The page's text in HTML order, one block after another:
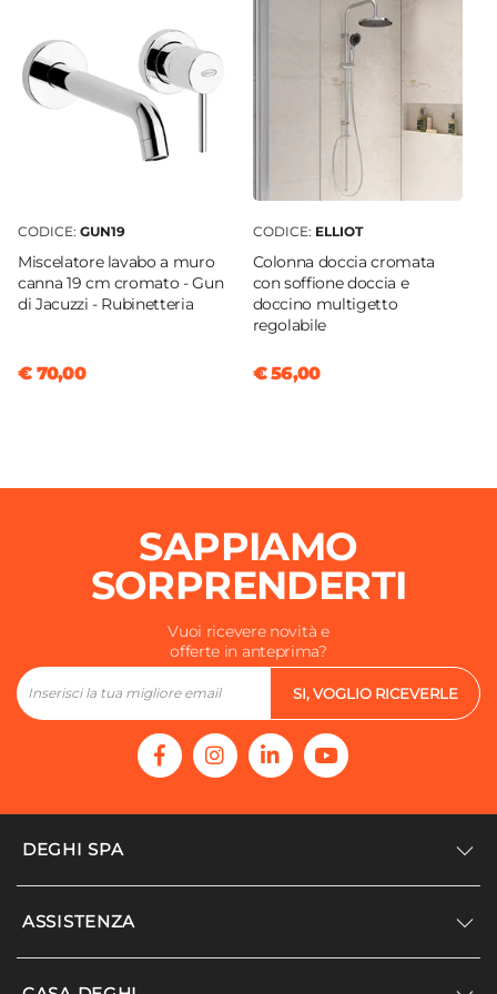
Foro Miscelatore
Senza foro
Foro Troppopieno
Rubinetteria
Non inclusa
CODICE: GUN19
Miscelatore lavabo a muro
canna 19 cm cromato - Gun
di Jacuzzi - Rubinetteria
€ 70,00
CODICE: ELLIOT
Colonna doccia cromata
con soffione doccia e
doccino multigetto
regolabile
€ 56,00
SAPPIAMO
SORPRENDERTI
Vuoi ricevere novità e
offerte in anteprima?
SI, VOGLIO RICEVERLE
DEGHI SPA
Accedi/Registrati
ASSISTENZA
Supporto